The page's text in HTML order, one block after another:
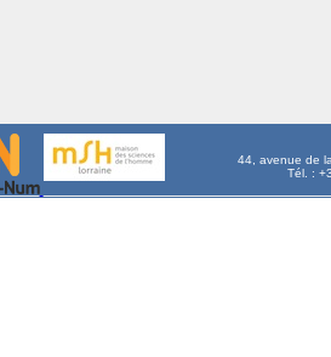
44, avenue de
Tél. :